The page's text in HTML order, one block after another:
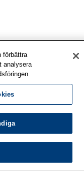
förbättra
analysera